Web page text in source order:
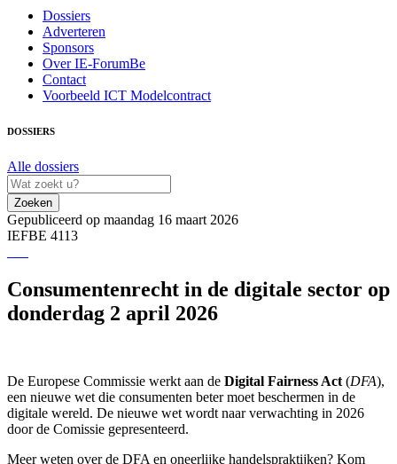
Dossiers
Adverteren
Sponsors
Over IE-ForumBe
Contact
Voorbeeld ICT Modelcontract
DOSSIERS
Alle dossiers
Zoeken
Gepubliceerd op maandag 16 maart 2026
IEFBE 4113
Consumentenrecht in de digitale sector op
donderdag 2 april 2026
De Europese Commissie werkt aan de Digital Fairness Act (DFA),
een nieuwe wet die consumenten beter moet beschermen in de
digitale wereld. De nieuwe wet wordt naar verwachting in 2026
door de Comissie gepresenteerd.
Meer weten over de DFA en oneerlijke handelspraktijken? Kom